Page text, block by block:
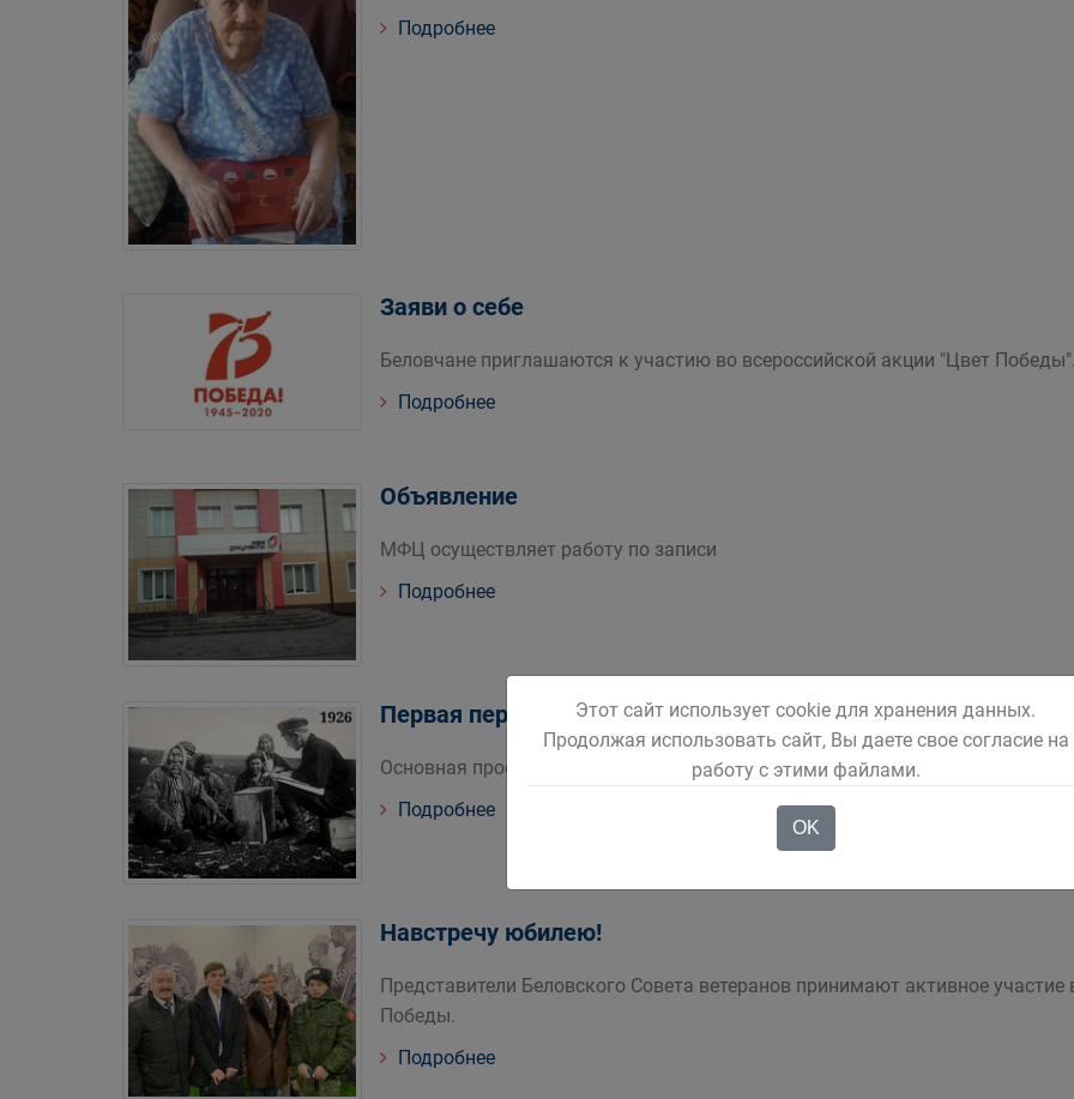
Подробнее
Заяви о себе
Беловчане приглашаются к участию во всероссийской акции "Цвет Победы".
Подробнее
Объявление
МФЦ осуществляет работу по записи
Подробнее
Первая перепись в Советском Союзе
Основная профессия - вор рецидивист. Кемеровостат продолжает
Подробнее
Навстречу юбилею!
Представители Беловского Совета ветеранов принимают активное
Победы.
Подробнее
Этот сайт использует cookie для хранения данных.
Продолжая использовать сайт, Вы даете свое согласие на
работу с этими файлами.
OK